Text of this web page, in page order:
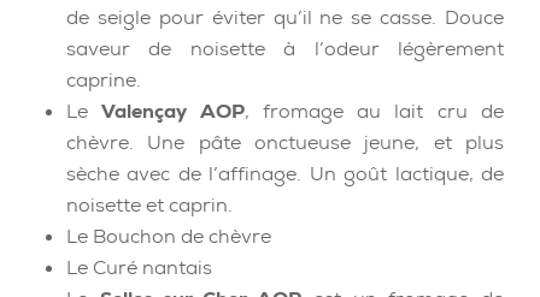
de seigle pour éviter qu’il ne se casse. Douce
saveur de noisette à l’odeur légèrement
caprine.
LeValençay AOP, fromage au lait cru de
chèvre. Une pâte onctueuse jeune, et plus
sèche avec de l’affinage. Un goût lactique, de
noisette et caprin.
Le Bouchon de chèvre
Le Curé nantais